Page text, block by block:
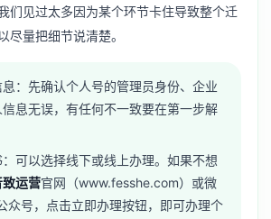
们见过太多因为某个环节卡住导致整个迁
尽量把细节说清楚。
：先确认个人号的管理员身份、企业
息无误，有任何不一致要在第一步解
可以选择线下或线上办理。如果不想
致运营官网（www.fesshe.com）或微
众号，点击立即办理按钮，即可办理个